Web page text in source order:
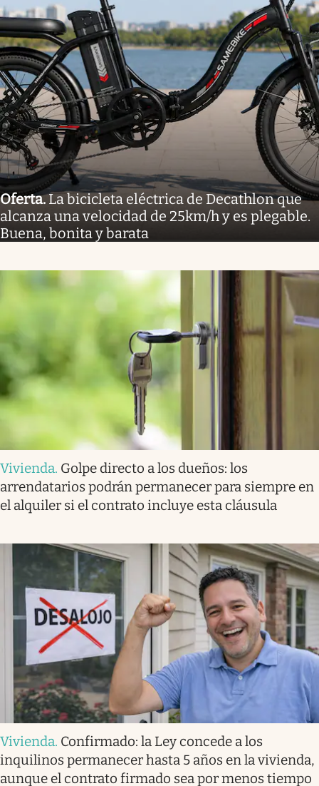
Oferta.La bicicleta eléctrica de Decathlon que
alcanza una velocidad de 25km/h y es plegable.
Buena, bonita y barata
Vivienda. Golpe directo a los dueños: los
arrendatarios podrán permanecer para siempre en
el alquiler si el contrato incluye esta cláusula
Vivienda. Confirmado: la Ley concede a los
inquilinos permanecer hasta 5 años en la vivienda,
aunque el contrato firmado sea por menos tiempo